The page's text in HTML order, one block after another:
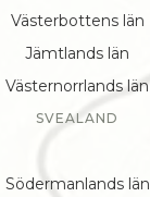
Västerbottens län
Jämtlands län
Västernorrlands län
SVEALAND
Södermanlands län